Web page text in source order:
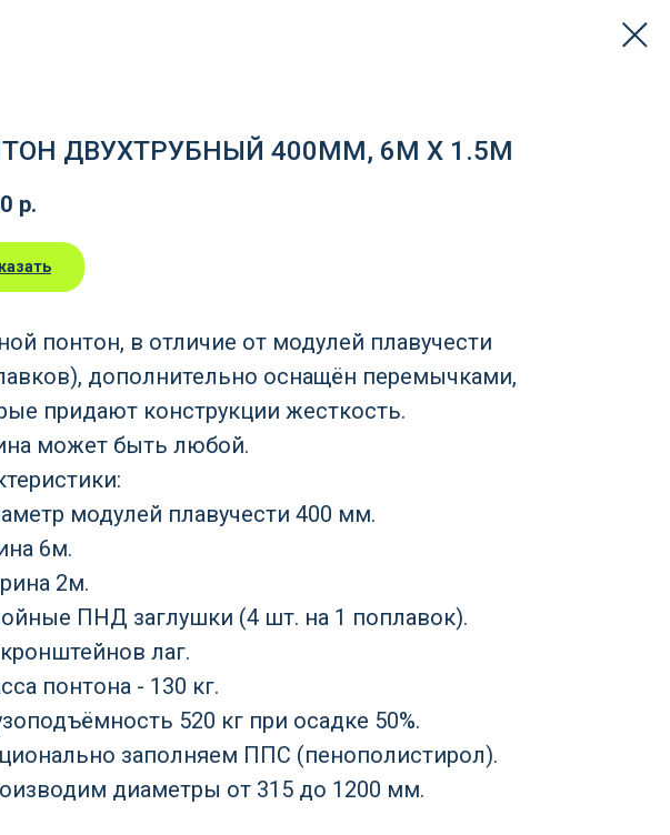
ДВУХТРУБНЫЙ 400ММ, 6М Х 1.5М
р.
понтон, в отличие от модулей плавучести
дополнительно оснащён перемычками,
придают конструкции жесткость.
может быть любой.
модулей плавучести 400 мм.
6м.
2м.
ПНД заглушки (4 шт. на 1 поплавок).
лаг.
понтона - 130 кг.
520 кг при осадке 50%.
заполняем ППС (пенополистирол).
диаметры от 315 до 1200 мм.